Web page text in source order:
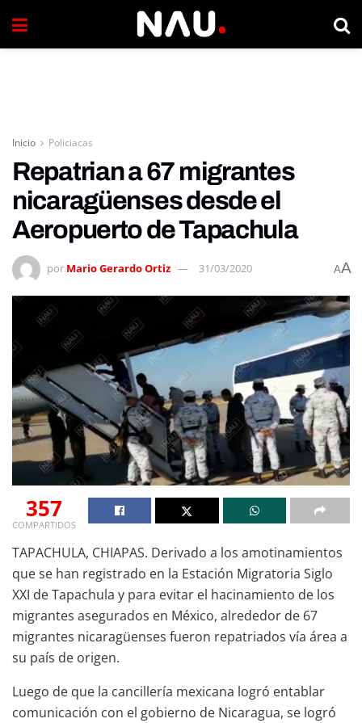
Inicio Policiacas
Repatrian a 67 migrantes
nicaragüenses desde el
Aeropuerto de Tapachula
por Mario Gerardo Ortiz 31/03/2020 AA
357
COMPARTIDOS
TAPACHULA, CHIAPAS. Derivado a los amotinamientos
que se han registrado en la Estación Migratoria Siglo
XXI de Tapachula y para evitar el hacinamiento de los
migrantes asegurados en México, alrededor de 67
migrantes nicaragüenses fueron repatriados vía área a
su país de origen.
Luego de que la cancillería mexicana logró entablar
comunicación con el gobierno de Nicaragua, se logró